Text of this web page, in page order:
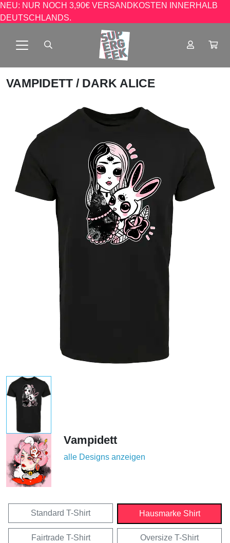
NEU: NUR NOCH 3,90€ VERSANDKOSTEN INNERHALB
DEUTSCHLANDS.
VAMPIDETT / DARK ALICE
Vampidett
alle Designs anzeigen
Standard T-Shirt Hausmarke Shirt
Fairtrade T-Shirt Oversize T-Shirt